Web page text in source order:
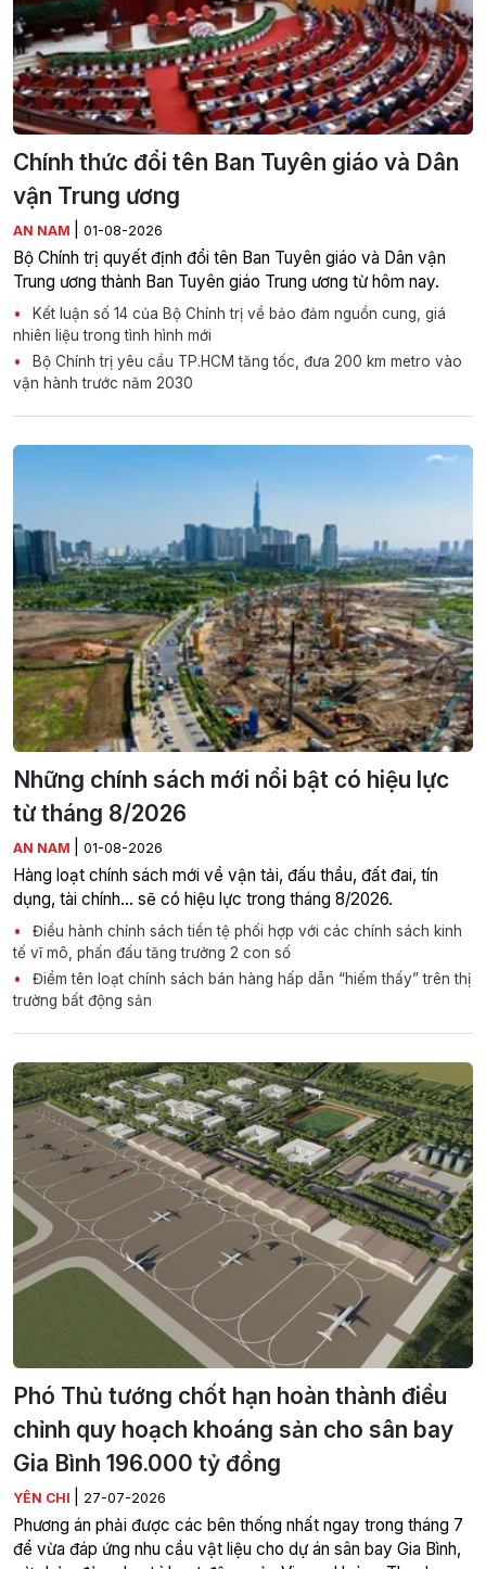
Chính thức đổi tên Ban Tuyên giáo và Dân
vận Trung ương
AN NAM 01-08-2026
Bộ Chính trị quyết định đổi tên Ban Tuyên giáo và Dân vận
Trung ương thành Ban Tuyên giáo Trung ương từ hôm nay.
Kết luận số 14 của Bộ Chính trị về bảo đảm nguồn cung, giá
nhiên liệu trong tình hình mới
Bộ Chính trị yêu cầu TP.HCM tăng tốc, đưa 200 km metro vào
vận hành trước năm 2030
Những chính sách mới nổi bật có hiệu lực
từ tháng 8/2026
AN NAM 01-08-2026
Hàng loạt chính sách mới về vận tải, đấu thầu, đất đai, tín
dụng, tài chính... sẽ có hiệu lực trong tháng 8/2026.
Điều hành chính sách tiền tệ phối hợp với các chính sách kinh
tế vĩ mô, phấn đấu tăng trưởng 2 con số
Điểm tên loạt chính sách bán hàng hấp dẫn “hiếm thấy” trên thị
trường bất động sản
Phó Thủ tướng chốt hạn hoàn thành điều
chỉnh quy hoạch khoáng sản cho sân bay
Gia Bình 196.000 tỷ đồng
YÊN CHI 27-07-2026
Phương án phải được các bên thống nhất ngay trong tháng 7
để vừa đáp ứng nhu cầu vật liệu cho dự án sân bay Gia Bình,